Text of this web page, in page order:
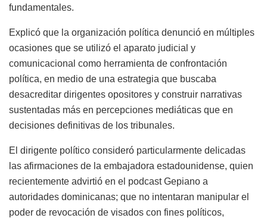
fundamentales.
Explicó que la organización política denunció en múltiples
ocasiones que se utilizó el aparato judicial y
comunicacional como herramienta de confrontación
política, en medio de una estrategia que buscaba
desacreditar dirigentes opositores y construir narrativas
sustentadas más en percepciones mediáticas que en
decisiones definitivas de los tribunales.
El dirigente político consideró particularmente delicadas
las afirmaciones de la embajadora estadounidense, quien
recientemente advirtió en el podcast Gepiano a
autoridades dominicanas; que no intentaran manipular el
poder de revocación de visados con fines políticos,